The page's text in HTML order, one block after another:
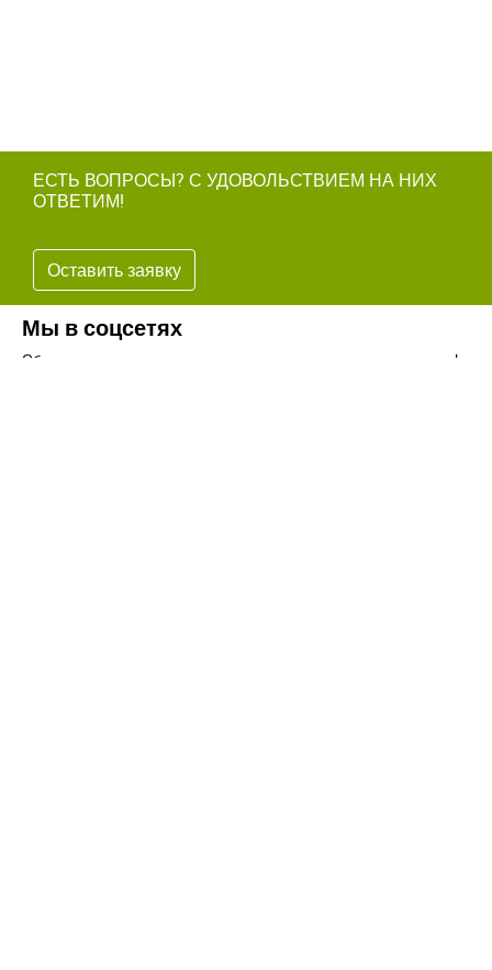
ЕСТЬ ВОПРОСЫ? С УДОВОЛЬСТВИЕМ НА НИХ
ОТВЕТИМ!
Оставить заявку
Мы в соцсетях
Обязательно подпишитесь на наши аккаунты в социальных сетях!